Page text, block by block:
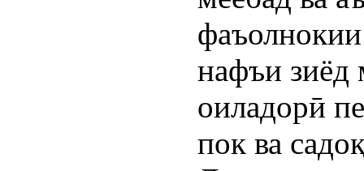
нафъи зиёд
оиладорӣ
пок ва